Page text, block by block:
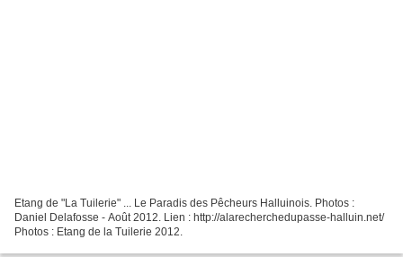
Etang de "La Tuilerie" ... Le Paradis des Pêcheurs Halluinois. Photos :
Daniel Delafosse - Août 2012. Lien : http://alarecherchedupasse-halluin.net/
Photos : Etang de la Tuilerie 2012.